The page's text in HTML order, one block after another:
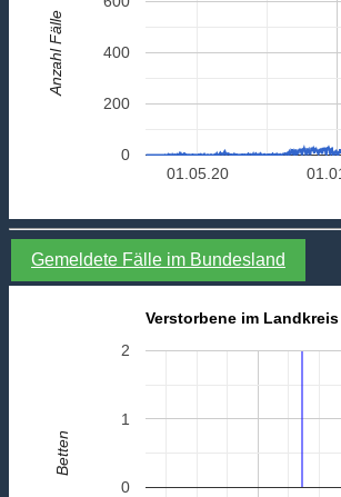
01.05.20
0
200
400
Anzahl Fälle
Gemeldete Fälle im Bundesland
Verstorbene im
0
1
2
Betten